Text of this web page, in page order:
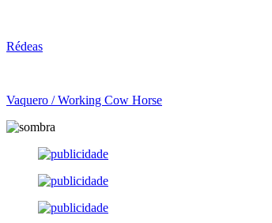
Rédeas
Vaquero / Working Cow Horse